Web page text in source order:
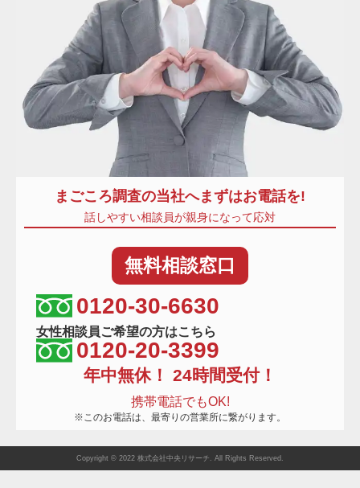
まごころ調査の当社へまずはお電話を!
話しやすい相談員が親身になって応対
無料相談窓口
0120-30-6630
女性相談員ご希望の方はこちら
0120-20-3399
年中無休！ 24時間受付！
携帯電話でもOK!
※このお電話は、最寄りの営業所に繋がります。
Copyright © 2022 株式会社中央リサーチ. All Rights Reserved.